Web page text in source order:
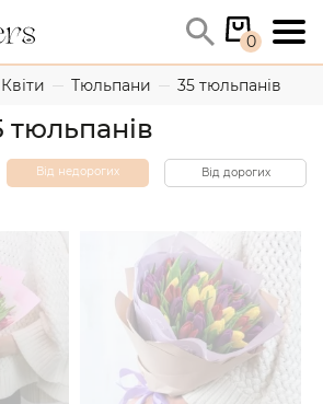
0
Квіти Тюльпани 35 тюльпанів
тюльпанів
Від недорогих Від дорогих